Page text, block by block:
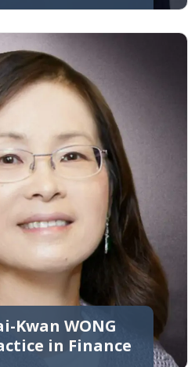
Kwan WONG
in Finance